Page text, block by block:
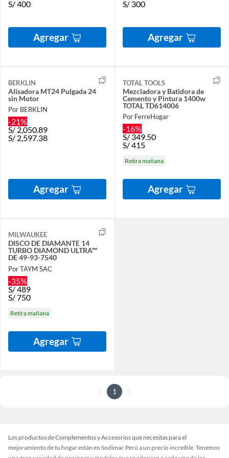
S/400
Agregar
S/ 300
Agregar
BERKLIN
Alisadora MT24 Pulgada 24
sin Motor
Por BERKLIN
-21%
S/ 2,050.89
S/ 2,597.38
Agregar
TOTAL TOOLS
Mezcladora y Batidora de
Cemento y Pintura 1400w
TOTAL TD614006
Por FerreHogar
-16%
S/ 349.50
S/415
Retira mañana
Agregar
MILWAUKEE
DISCO DE DIAMANTE 14
TURBO DIAMOND ULTRA™
DE 49-93-7540
Por TAYM SAC
-35%
S/489
S/750
Retira mañana
Agregar
1
Los productos de Complementos y Accesorios que necesitas para el
mejoramiento de tu hogar están en Sodimac Perú a un precio increíble. Tenemos